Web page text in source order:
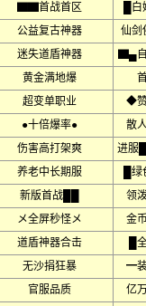
▇▇首战首区
█
公益复古神器
仙剑
迷失道盾神器
▇▄
黄金满地爆
超变单职业
◆
●十倍爆率●
散
伤害高打架爽
进服
养老中长期服
█
新版首战██
领
メ全屏秒怪メ
金
道盾神器合击
█
无沙捐狂暴
━
官服品质
亿